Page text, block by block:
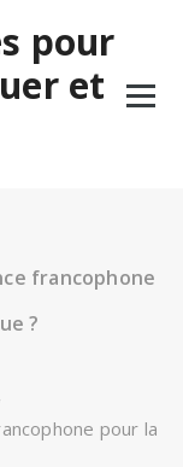
pour
et
francophone
?
pour la